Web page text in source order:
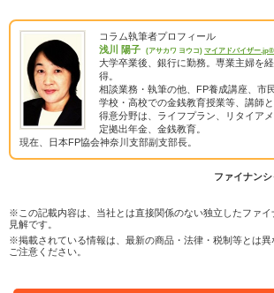
コラム執筆者プロフィール
浅川 陽子
(アサカワ ヨウコ) マイアドバイザー
大学卒業後、銀行に勤務。専業主婦を
得。
相談業務・執筆の他、FP養成講座、市
学校・高校での金銭教育授業等、講師と
得意分野は、ライフプラン、リタイア
定拠出年金、金銭教育。
現在、日本FP協会神奈川支部副支部長。
ファイナン
※この記載内容は、当社とは直接関係のない独立したファ
見解です。
※掲載されている情報は、最新の商品・法律・税制等とは
ご注意ください。